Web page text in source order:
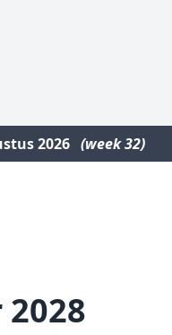
2026 (week 32)